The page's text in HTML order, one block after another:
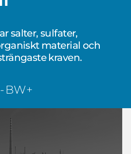
salter, sulfater,
material och
kraven.
BW+